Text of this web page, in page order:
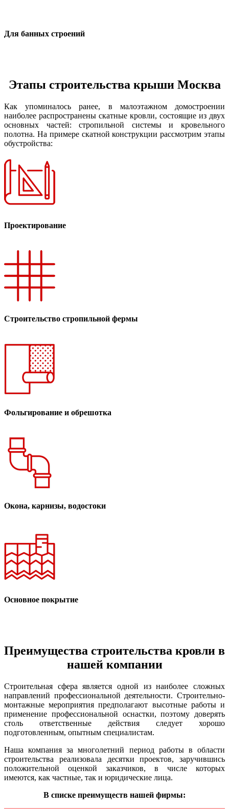
Для банных строений
Этапы строительства крыши Москва
Как упоминалось ранее, в малоэтажном домостроении
наиболее распространены скатные кровли, состоящие из двух
основных частей: стропильной системы и кровельного
полотна. На примере скатной конструкции рассмотрим этапы
обустройства:
Проектирование
Строительство стропильной фермы
Фольгирование и обрешотка
Окона, карнизы, водостоки
Основное покрытие
Преимущества строительства кровли в
нашей компании
Строительная сфера является одной из наиболее сложных
направлений профессиональной деятельности. Строительно-
монтажные мероприятия предполагают высотные работы и
применение профессиональной оснастки, поэтому доверять
столь ответственные действия следует хорошо
подготовленным, опытным специалистам.
Наша компания за многолетний период работы в области
строительства реализовала десятки проектов, заручившись
положительной оценкой заказчиков, в числе которых
имеются, как частные, так и юридические лица.
В списке преимуществ нашей фирмы: